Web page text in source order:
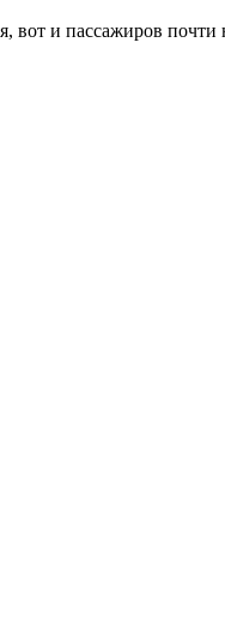
вот и пассажиров почти